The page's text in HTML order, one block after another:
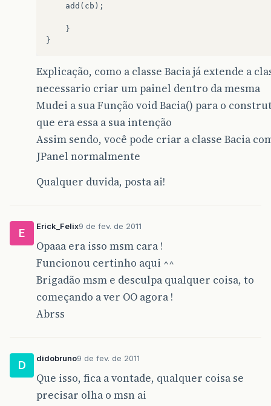
add ( cb );
}
}
Explicação, como a classe Bacia já extende a
necessario criar um painel dentro da mesma
Mudei a sua Função void Bacia() para o
que era essa a sua intenção
Assim sendo, você pode criar a classe Bacia
JPanel normalmente
Qualquer duvida, posta ai!
E
Erick_Felix9 de fev. de 2011
Opaaa era isso msm cara !
Funcionou certinho aqui ^^
Brigadão msm e desculpa qualquer coisa, to
começando a ver OO agora !
Abrss
D
didobruno9 de fev. de 2011
Que isso, fica a vontade, qualquer coisa se
precisar olha o msn ai